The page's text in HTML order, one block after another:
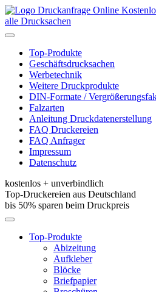
alle Drucksachen
Toggle
navigationTop-Produkte
Geschäftsdrucksachen
Werbetechnik
Weitere Druckprodukte
DIN-Formate /
Falzarten
Anleitung Druckdatenerstellung
FAQ Druckereien
FAQ Anfrager
Impressum
Datenschutz
kostenlos + unverbindlich
Top-Druckereien aus Deutschland
bis 50% sparen beim Druckpreis
Toggle
navigationTop-Produkte
Abizeitung
Aufkleber
Blöcke
Briefpapier